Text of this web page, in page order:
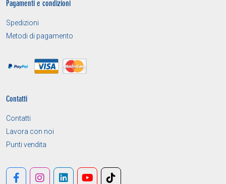
Pagamenti e condizioni
Spedizioni
Metodi di pagamento
Contatti
Contatti
Lavora con noi
Punti vendita